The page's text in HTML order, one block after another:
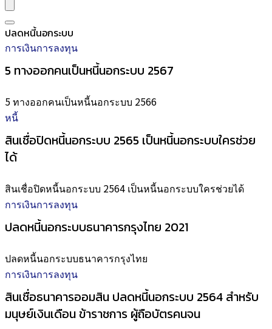
ปลดหนี้นอกระบบ
การเงินการลงทุน
5 ทางออกคนเป็นหนี้นอกระบบ 2567
5 ทางออกคนเป็นหนี้นอกระบบ 2566
หนี้
สินเชื่อปิดหนี้นอกระบบ 2565 เป็นหนี้นอกระบบใครช่วย
ได้
สินเชื่อปิดหนี้นอกระบบ 2564 เป็นหนี้นอกระบบใครช่วยได้
การเงินการลงทุน
ปลดหนี้นอกระบบธนาคารกรุงไทย 2021
ปลดหนี้นอกระบบธนาคารกรุงไทย
การเงินการลงทุน
สินเชื่อธนาคารออมสิน ปลดหนี้นอกระบบ 2564 สำหรับ
มนุษย์เงินเดือน ข้าราชการ ผู้ถือบัตรคนจน